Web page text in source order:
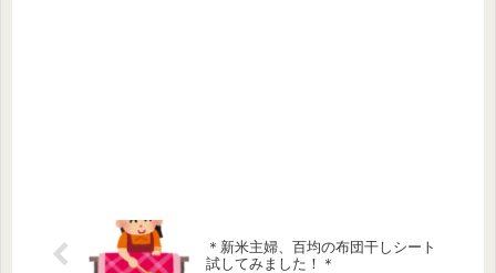
＊新米主婦、百均の布団干しシート
試してみました！＊